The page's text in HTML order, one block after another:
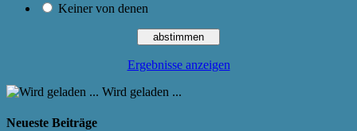
Keiner von denen
Ergebnisse anzeigen
Wird geladen ...
Neueste Beiträge